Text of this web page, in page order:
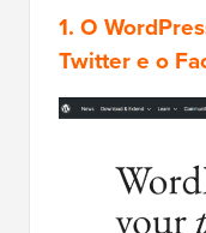
1. O
Twitter e o